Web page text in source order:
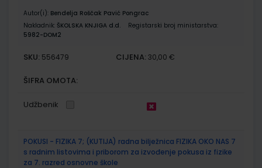
Autor(i): Bendelja Roščak Pavić Pongrac
Nakladnik: ŠKOLSKA KNJIGA d.d.
Registarski broj ministarstva:
5982-DOM2
SKU: 556479 CIJENA: 30,00 €
ŠIFRA OMOTA:
Udžbenik
POKUSI - FIZIKA 7; (KUTIJA) radna bilježnica FIZIKA OKO NAS 7
s radnim listovima i priborom za izvođenje pokusa iz fizike
za 7. razred osnovne škole